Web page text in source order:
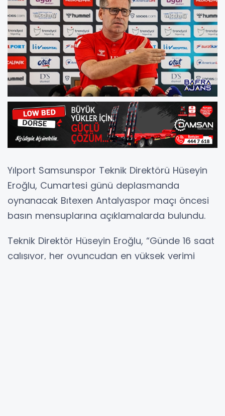
Yılport Samsunspor Teknik Direktörü Hüseyin
Eroğlu, Cumartesi günü deplasmanda
oynanacak Bıtexen Antalyaspor maçı öncesi
basın mensuplarına açıklamalarda bulundu.
Teknik Direktör Hüseyin Eroğlu, “Günde 16 saat
çalışıyor, her oyuncudan en yüksek verimi